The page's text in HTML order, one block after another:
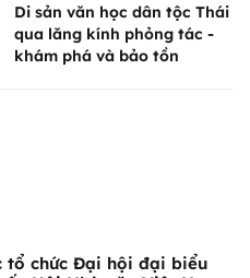
Di sản văn học dân tộc Thái
qua lăng kính phỏng tác -
khám phá và bảo tồn
tổ chức Đại hội đại biểu